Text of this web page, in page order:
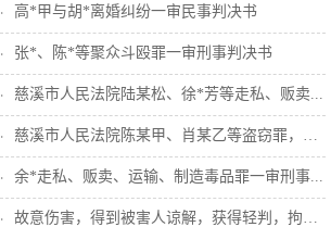
高*甲与胡*离婚纠纷一审民事判决书
张*、陈*等聚众斗殴罪一审刑事判决书
慈溪市人民法院陆某松、徐*芳等走私、贩卖...
慈溪市人民法院陈某甲、肖某乙等盗窃罪，姜...
余*走私、贩卖、运输、制造毒品罪一审刑事...
故意伤害，得到被害人谅解，获得轻判，拘役...